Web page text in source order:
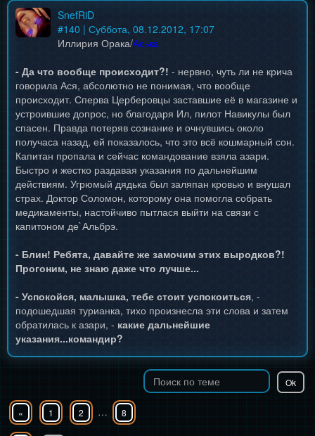
SnefRiD
#140 | Суббота, 08.12.2012, 17:07
Иллирия Орака/Аська
- Да что вообще происходит?! - нервно, чуть ли не крича
говорила Ася, абсолютно не понимая, что вообще
происходит. Сперва Церберовцы заставшие её в магазине и
устроившие допрос, но благодаря Ил, пилот Навикулы был
спасен. Правда потеряв сознание и очнувшись около
получаса назад, ей показалось, что это всё кошмарный сон.
Капитан пропала и сейчас командование взяла азари.
Быстро и жестко раздавая указания по дальнейшим
действиям. Угрюмый дядька был заляпан кровью и внушал
страх. Доктор Соломон, которому она помогла собрать
медикаменты, настойчиво пытлася выйти на связи с
капитоном де`Альбрэ.
- Блин! Ребята, давайте же замочим этих выродков?!
Прогоним, не знаю даже что лучше...
- Успокойся, малышка, тебе стоит успокоиться, -
подошедшая турианка, тихо произнесла эти слова и затем
обратилась к азари, - какие дальнейшие
указания...командир?
« 1 2 … 8